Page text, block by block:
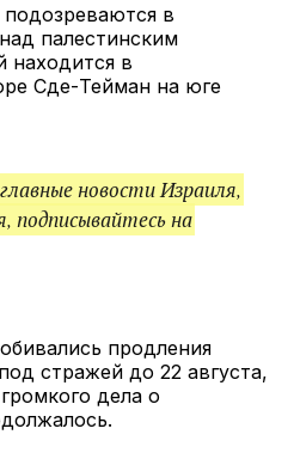
в
палестинским
находится в
Сде-Тейман на юге
новости Израиля,
подписывайтесь на
продления
стражей до 22 августа,
дела о